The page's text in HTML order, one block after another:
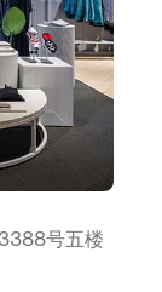
号五楼